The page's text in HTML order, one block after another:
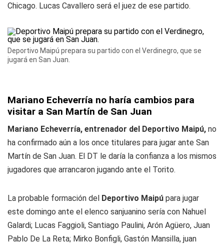
Chicago. Lucas Cavallero será el juez de ese partido.
Deportivo Maipú prepara su partido con el Verdinegro, que se
jugará en San Juan.
Mariano Echeverría no haría cambios para
visitar a San Martín de San Juan
Mariano Echeverría, entrenador del Deportivo Maipú, no
ha confirmado aún a los once titulares para jugar ante San
Martín de San Juan. El DT le daría la confianza a los mismos
jugadores que arrancaron jugando ante el Torito.
La probable formación del Deportivo Maipú para jugar
este domingo ante el elenco sanjuanino sería con Nahuel
Galardi; Lucas Faggioli, Santiago Paulini, Arón Agüero, Juan
Pablo De La Reta; Mirko Bonfigli, Gastón Mansilla, juan